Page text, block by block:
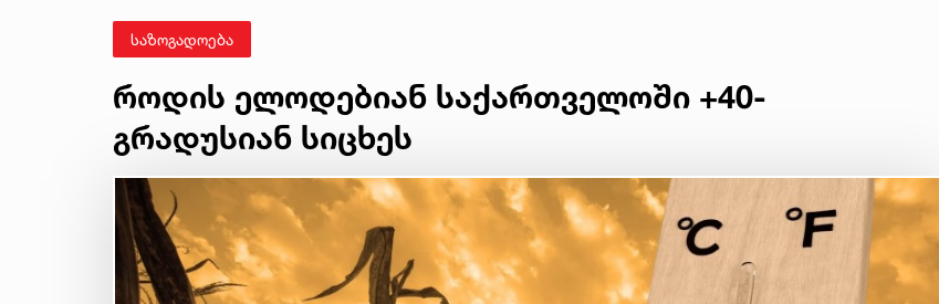
საზოგადოება
როდის ელოდებიან საქართველოში +40-
გრადუსიან სიცხეს